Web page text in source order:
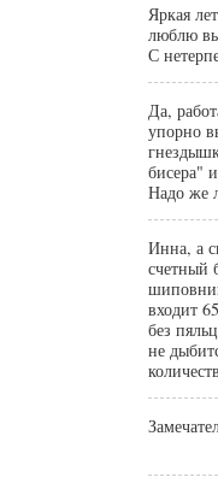
Яркая
люблю
С
Да,
упорно
бисера"
Надо же
Инна, а
счетный
входит
без
не